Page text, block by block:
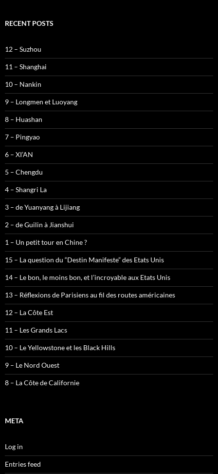
RECENT POSTS
12 – Suzhou
11 – Shanghai
10 – Nankin
9 – Longmen et Luoyang
8 – Huashan
7 – Pingyao
6 – XI’AN
5 – Chengdu
4 – Shangri La
3 – de Yuanyang à Lijiang
2 – de Guilin à Jianshui
1 – Un petit tour en Chine ?
15 – La question du “Destin Manifeste” des Etats Unis
14 – Le bon, le moins bon, et l’incroyable aux Etats Unis
13 – Réflexions de Parisiens au fil des routes américaines
12 – La Côte Est
11 – Les Grands Lacs
10 – Le Yellowstone et les Black Hills
9 – Le Nord Ouest
8 – La Côte de Californie
META
Log in
Entries feed